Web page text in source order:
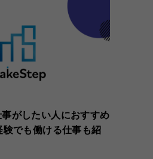
がしたい人におすすめ
でも働ける仕事も紹